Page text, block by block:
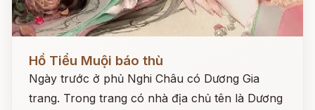
Đọc ngay
Hồ Tiểu Muội báo thù
Ngày trước ở phủ Nghi Châu có Dương Gia
trang. Trong trang có nhà địa chủ tên là Dương